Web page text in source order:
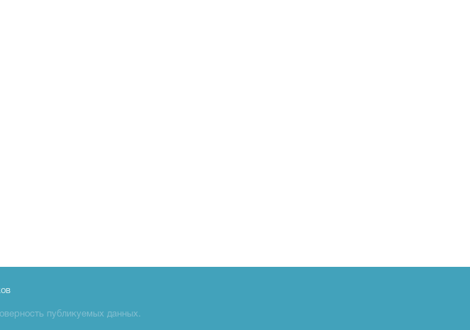
публикуемых данных.